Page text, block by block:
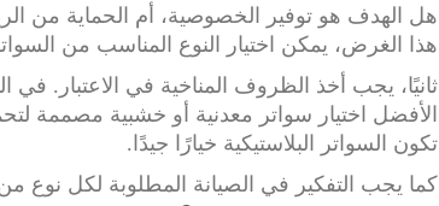
هل الهدف هو توفير الخصوصية، أم الحماية من
هذا الغرض، يمكن اختيار النوع المناسب من
ثانيًا، يجب أخذ الظروف المناخية في الاعتبار. في
الأفضل اختيار سواتر معدنية أو خشبية مصممة
تكون السواتر البلاستيكية خيارًا جيدًا.
كما يجب التفكير في الصيانة المطلوبة لكل نوع